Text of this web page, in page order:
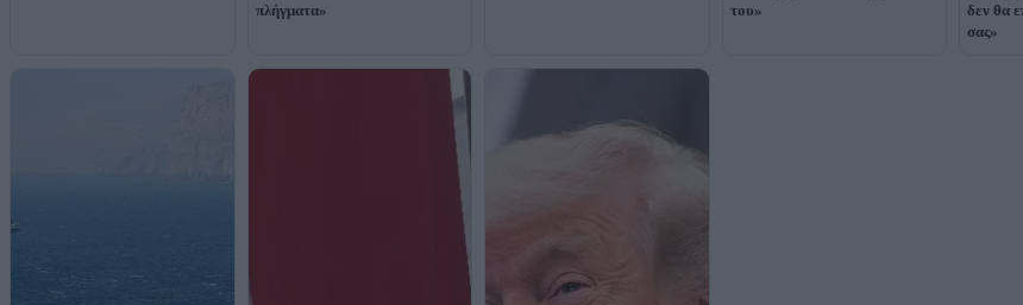
πλήγματα»
του»
δεν θα
σας»